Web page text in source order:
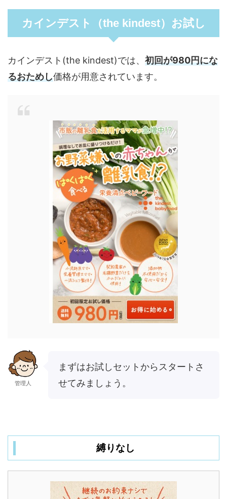
カインデスト（the kindest）お試し
カインデスト(the kindest)では、 初回が980円にな
るおためし価格が用意されています。
管理人
まずはお試しセットからスタートさ
せてみましょう。
縛りなし